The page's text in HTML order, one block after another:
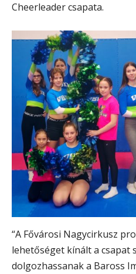
Cheerleader csapata.
“A Fővárosi Nagycirkusz
lehetőséget kínált a csapat
dolgozhassanak a Baross